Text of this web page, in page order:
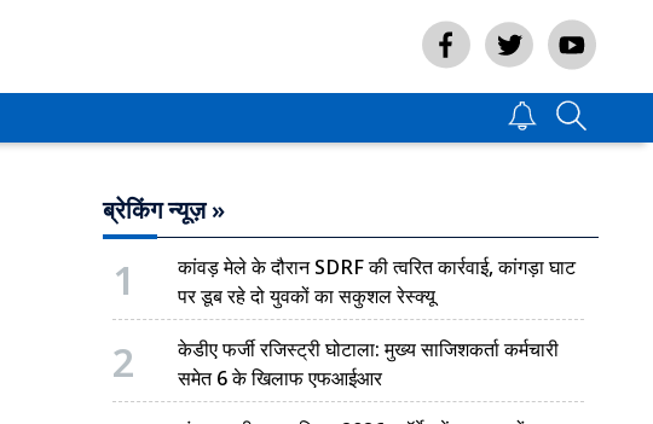
ब्रेकिंग न्यूज़ »
1
कांवड़ मेले के दौरान SDRF की त्वरित कार्रवाई, कांगड़ा घाट
पर डूब रहे दो युवकों का सकुशल रेस्क्यू
2
केडीए फर्जी रजिस्ट्री घोटाला: मुख्य साजिशकर्ता कर्मचारी
समेत 6 के खिलाफ एफआईआर